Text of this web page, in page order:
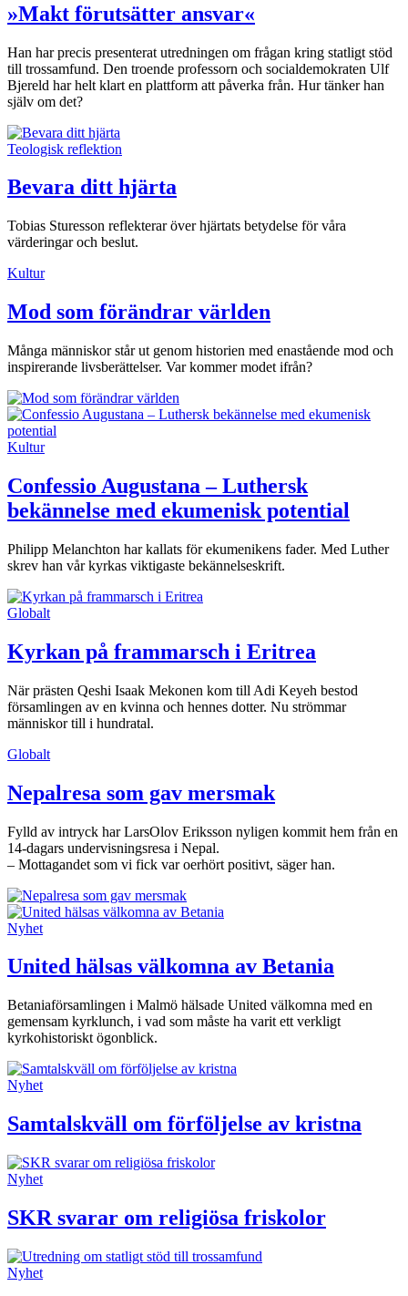
»Makt förutsätter ansvar«
Han har precis presenterat utredningen om frågan kring statligt stöd
till trossamfund. Den troende professorn och socialdemokraten Ulf
Bjereld har helt klart en plattform att påverka från. Hur tänker han
själv om det?
Teologisk reflektion
Bevara ditt hjärta
Tobias Sturesson reflekterar över hjärtats betydelse för våra
värderingar och beslut.
Kultur
Mod som förändrar världen
Många människor står ut genom historien med enastående mod och
inspirerande livsberättelser. Var kommer modet ifrån?
Kultur
Confessio Augustana – Luthersk
bekännelse med ekumenisk potential
Philipp Melanchton har kallats för ekumenikens fader. Med Luther
skrev han vår kyrkas viktigaste bekännelseskrift.
Globalt
Kyrkan på frammarsch i Eritrea
När prästen Qeshi Isaak Mekonen kom till Adi Keyeh bestod
församlingen av en kvinna och hennes dotter. Nu strömmar
människor till i hundratal.
Globalt
Nepalresa som gav mersmak
Fylld av intryck har LarsOlov Eriksson nyligen kommit hem från en
14-dagars undervisningsresa i Nepal.
– Mottagandet som vi fick var oerhört positivt, säger han.
Nyhet
United hälsas välkomna av Betania
Betaniaförsamlingen i Malmö hälsade United välkomna med en
gemensam kyrklunch, i vad som måste ha varit ett verkligt
kyrkohistoriskt ögonblick.
Nyhet
Samtalskväll om förföljelse av kristna
Nyhet
SKR svarar om religiösa friskolor
Nyhet